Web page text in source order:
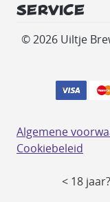
SERVICE
© 2026 Uiltje
Algemene
Cookiebeleid
< 18